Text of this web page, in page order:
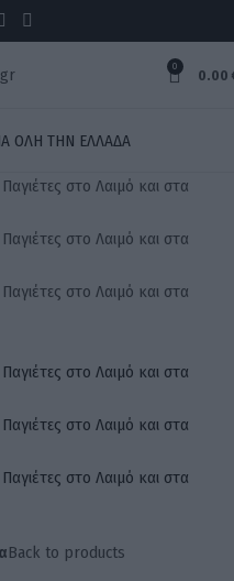
0
0.00
ΟΛΗ ΤΗΝ ΕΛΛΑΔΑ
Back to products